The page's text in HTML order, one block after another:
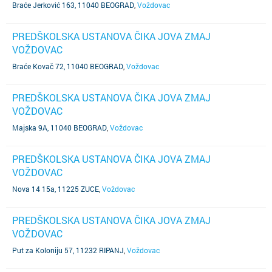
Braće Jerković 163, 11040 BEOGRAD Voždovac
PREDŠKOLSKA USTANOVA ČIKA JOVA ZMAJ
VOŽDOVAC
Braće Kovač 72, 11040 BEOGRAD Voždovac
PREDŠKOLSKA USTANOVA ČIKA JOVA ZMAJ
VOŽDOVAC
Majska 9A, 11040 BEOGRAD Voždovac
PREDŠKOLSKA USTANOVA ČIKA JOVA ZMAJ
VOŽDOVAC
Nova 14 15a, 11225 ZUCE Voždovac
PREDŠKOLSKA USTANOVA ČIKA JOVA ZMAJ
VOŽDOVAC
Put za Koloniju 57, 11232 RIPANJ Voždovac